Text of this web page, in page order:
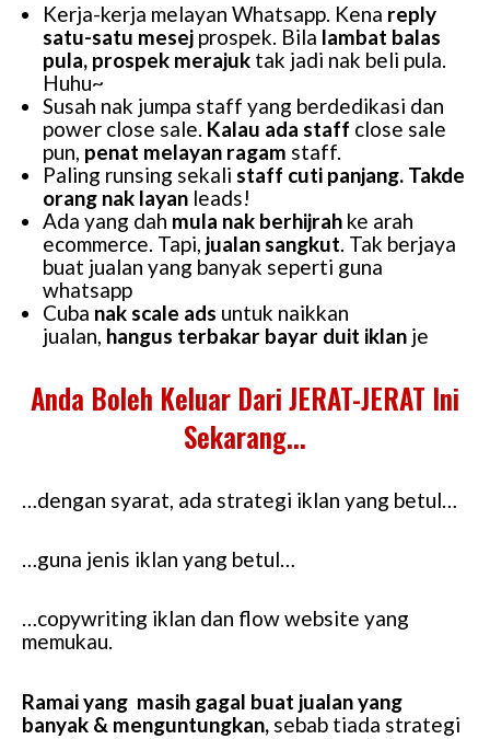
Kerja-kerja melayan Whatsapp. Kena reply
satu-satu mesej prospek. Bila lambat balas
pula, prospek merajuk tak jadi nak beli pula.
Huhu~
Susah nak jumpa staff yang berdedikasi dan
power close sale. Kalau ada staff close sale
pun, penat melayan ragam staff.
Paling runsing sekali staff cuti panjang. Takde
orang nak layan leads!
Ada yang dah mula nak berhijrah ke arah
ecommerce. Tapi, jualan sangkut. Tak berjaya
buat jualan yang banyak seperti guna
whatsapp
Cuba nak scale ads untuk naikkan
jualan, hangus terbakar bayar duit iklan je
Anda Boleh Keluar Dari JERAT-JERAT Ini
Sekarang...
…dengan syarat, ada strategi iklan yang betul…
…guna jenis iklan yang betul…
…copywriting iklan dan flow website yang
memukau.
Ramai yang masih gagal buat jualan yang
banyak & menguntungkan, sebab tiada strategi